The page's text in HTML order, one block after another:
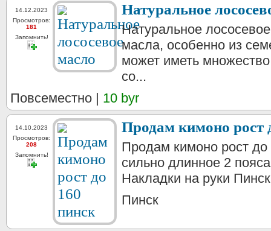
14.12.2023
Просмотров:
181
Запомнить!
Натуральное
Натуральное
масла, особенно из
может иметь
со...
Повсеместно | 10 byr
14.10.2023
Просмотров:
208
Запомнить!
Продам кимоно рост
Продам кимоно рост
сильно длинное 2
Накладки на руки Пинск
Пинск